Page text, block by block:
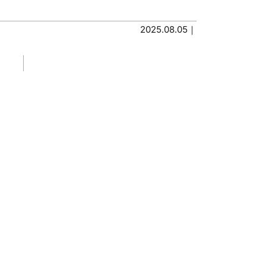
2025.08.05｜